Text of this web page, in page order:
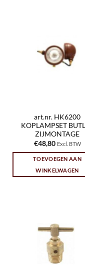
art.nr. HK6200
KOPLAMPSET
ZIJMONTAGE
€48,80 Excl. BTW
TOEVOEGEN AAN
WINKELWAGEN